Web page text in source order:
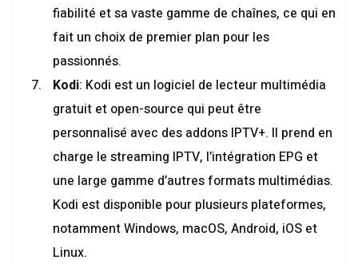
fiabilité et sa vaste gamme de chaînes, ce qui en
fait un choix de premier plan pour les
passionnés.
Kodi: Kodi est un logiciel de lecteur multimédia
gratuit et open-source qui peut être
personnalisé avec des addons IPTV+. Il prend en
charge le streaming IPTV, l’intégration EPG et
une large gamme d’autres formats multimédias.
Kodi est disponible pour plusieurs plateformes,
notamment Windows, macOS, Android, iOS et
Linux.